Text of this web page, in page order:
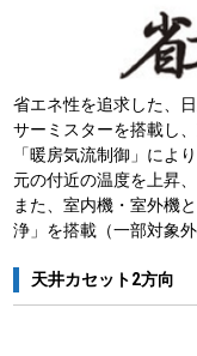
省エネ性を追求した、
サーミスターを搭載し
「暖房気流制御」によ
元の付近の温度を上昇
また、室内機・室外機
浄」を搭載（一部対象
天井カセット2方向